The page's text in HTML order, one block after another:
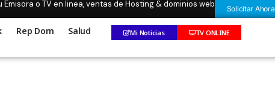
o TV en linea, ventas de Hosting & dominios web Solicitar Ahora
Rep Dom Salud Mi Noticias TV ONLINE